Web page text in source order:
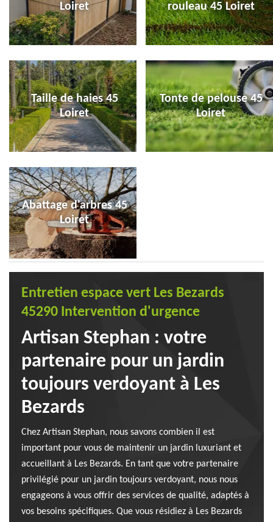
Loiret
rouleau 45 Loiret
Taille de haies 45
Loiret
Tonte de pelouse 45
Loiret
Abattage d'arbres 45
Loiret
Entretien espace vert Les Bezards
45290 Intervention d'urgence
Artisan Stephan : votre
partenaire pour un jardin
toujours verdoyant à Les
Bezards
Chez Artisan Stephan, nous savons combien il est
important pour vous de maintenir un jardin luxuriant et
accueillant à Les Bezards. En tant que votre partenaire
privilégié pour un jardin toujours verdoyant, nous nous
engageons à vous offrir des services de qualité, adaptés à
vos besoins spécifiques. Que vous résidiez à Les Bezards